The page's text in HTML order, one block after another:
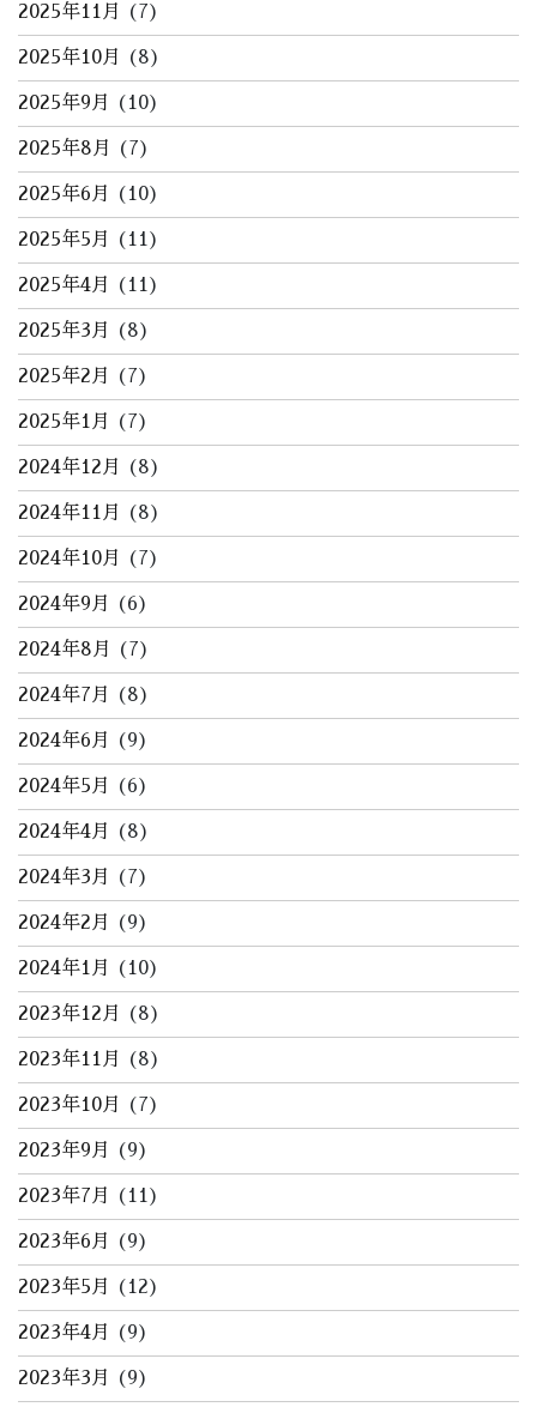
2025年11月 (7)
2025年10月 (8)
2025年9月 (10)
2025年8月 (7)
2025年6月 (10)
2025年5月 (11)
2025年4月 (11)
2025年3月 (8)
2025年2月 (7)
2025年1月 (7)
2024年12月 (8)
2024年11月 (8)
2024年10月 (7)
2024年9月 (6)
2024年8月 (7)
2024年7月 (8)
2024年6月 (9)
2024年5月 (6)
2024年4月 (8)
2024年3月 (7)
2024年2月 (9)
2024年1月 (10)
2023年12月 (8)
2023年11月 (8)
2023年10月 (7)
2023年9月 (9)
2023年7月 (11)
2023年6月 (9)
2023年5月 (12)
2023年4月 (9)
2023年3月 (9)